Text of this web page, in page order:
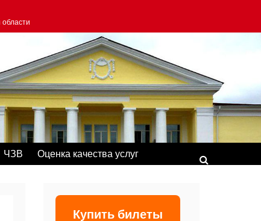
области
ЧЗВ Оценка качества услуг
Купить билеты